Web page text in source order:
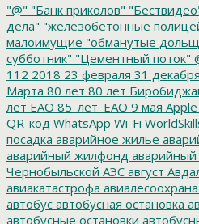
"@" "Банк приколов"
дела" "железобетонные
малоимущие "обманутые
субботник" "Цементный поток"
112 2018 23 февраля 31 декабря
Марта 80 лет 80 лет
лет ЕАО 85_лет_ЕАО 9 мая Apple
QR-код WhatsApp Wi-Fi
посадка аварийное жилье
аварийный жилфонд аварийный
Чернобыльской АЭС август
авиакатастрофа авиалесоохрана
автобус автобусная остановка
автобусные остановки